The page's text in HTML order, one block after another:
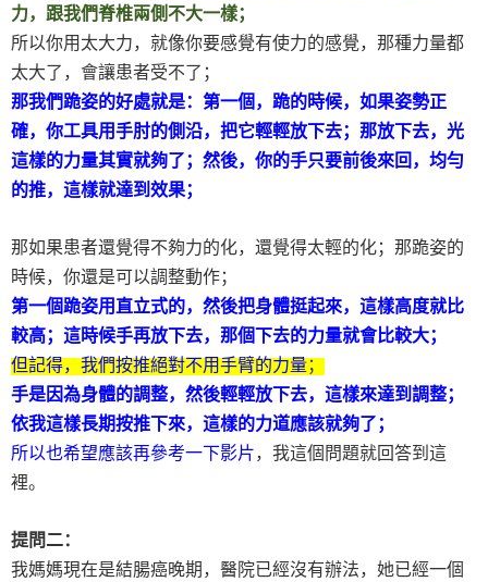
力，跟我們脊椎兩側不大一樣；
所以你用太大力，就像你要感覺有使力的感覺，那種力量都
太大了，會讓患者受不了；
那我們跪姿的好處就是：第一個，跪的時候，如果姿勢正
確，你工具用手肘的側沿，把它輕輕放下去；那放下去，光
這樣的力量其實就夠了；然後，你的手只要前後來回，均勻
的推，這樣就達到效果；
那如果患者還覺得不夠力的化，還覺得太輕的化；那跪姿的
時候，你還是可以調整動作；
第一個跪姿用直立式的，然後把身體挺起來，這樣高度就比
較高；這時候手再放下去，那個下去的力量就會比較大；
但記得，我們按推絕對不用手臂的力量；
手是因為身體的調整，然後輕輕放下去，這樣來達到調整；
依我這樣長期按推下來，這樣的力道應該就夠了；
所以也希望應該再參考一下影片，我這個問題就回答到這
裡。
提問二：
我媽媽現在是結腸癌晚期，醫院已經沒有辦法，她已經一個